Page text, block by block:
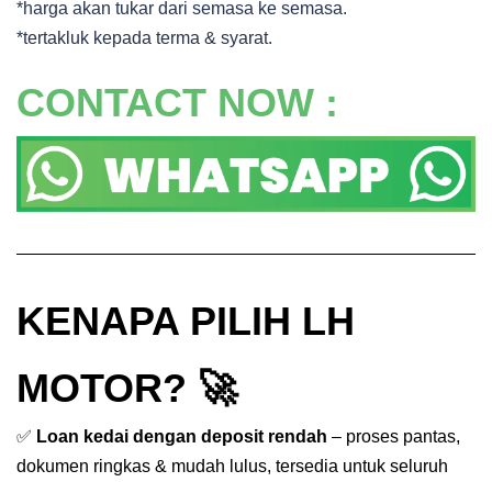
*harga akan tukar dari semasa ke semasa.
*tertakluk kepada terma & syarat.
CONTACT NOW :
KENAPA PILIH LH
MOTOR? 🚀
✅ Loan kedai dengan deposit rendah – proses pantas,
dokumen ringkas & mudah lulus, tersedia untuk seluruh